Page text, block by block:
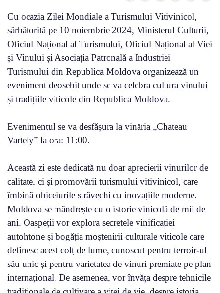
Cu ocazia Zilei Mondiale a Turismului Vitivinicol,
sărbătorită pe 10 noiembrie 2024, Ministerul Culturii,
Oficiul Național al Turismului, Oficiul Național al Viei
și Vinului și Asociația Patronală a Industriei
Turismului din Republica Moldova organizează un
eveniment deosebit unde se va celebra cultura vinului
și tradițiile viticole din Republica Moldova.
Evenimentul se va desfășura la vinăria „Chateau
Vartely” la ora: 11:00.
Această zi este dedicată nu doar aprecierii vinurilor de
calitate, ci și promovării turismului vitivinicol, care
îmbină obiceiurile străvechi cu inovațiile moderne.
Moldova se mândrește cu o istorie vinicolă de mii de
ani. Oaspeții vor explora secretele vinificației
autohtone și bogăția moștenirii culturale viticole care
definesc acest colț de lume, cunoscut pentru terroir-ul
său unic și pentru varietatea de vinuri premiate pe plan
internațional. De asemenea, vor învăța despre tehnicile